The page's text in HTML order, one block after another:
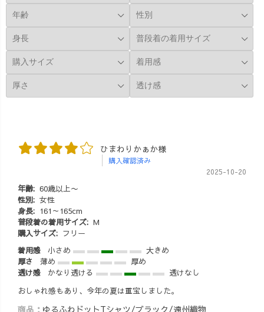
ひまわりかぁか様
購入確認済み
2025-10-20
年齢: 60歳以上〜
性別: 女性
身長: 161～165cm
普段着の着用サイズ: M
購入サイズ: フリー
着用感
小さめ
大きめ
厚さ
薄め
厚め
透け感
かなり透ける
透けなし
おしゃれ感もあり、今年の夏は重宝しました。
商品： ゆるふわドットTシャツ/ブラック/遠州織物